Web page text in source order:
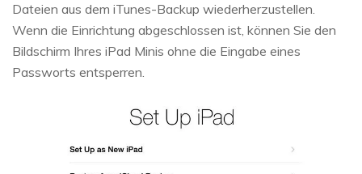
Dateien aus dem iTunes-Backup wiederherzustellen.
Wenn die Einrichtung abgeschlossen ist, können Sie den
Bildschirm Ihres iPad Minis ohne die Eingabe eines
Passworts entsperren.